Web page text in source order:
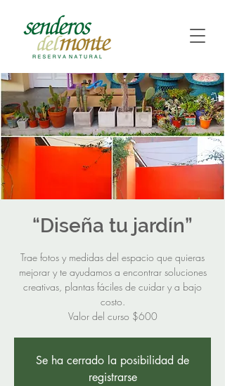
“Diseña tu jardín”
Trae fotos y medidas del espacio que quieras
mejorar y te ayudamos a encontrar soluciones
creativas, plantas fáciles de cuidar y a bajo
costo.
Valor del curso $600
Se ha cerrado la posibilidad de
registrarse